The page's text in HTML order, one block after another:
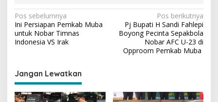
N
a
v
g
a
Pos sebelumnya
Ini Persiapan Pemkab Muba
untuk Nobar Timnas
Indonesia VS Irak
Pos berikutnya
Pj Bupati H Sandi Fahlepi
Boyong Pecinta Sepakbola
Nobar AFC U-23 di
Opproom Pemkab Muba
Jangan Lewatkan